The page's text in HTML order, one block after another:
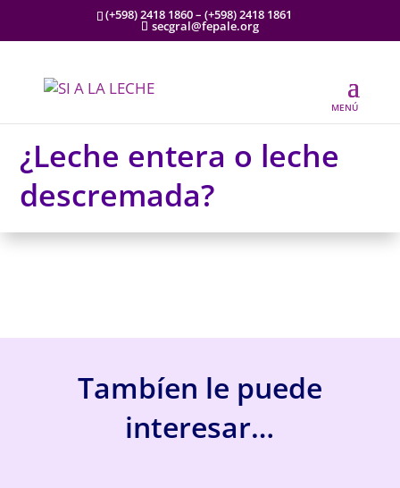
(+598) 2418 1860 – (+598) 2418 1861⁣
secgral@fepale.org
¿Leche entera o leche
descremada?
Tambíen le puede
interesar…